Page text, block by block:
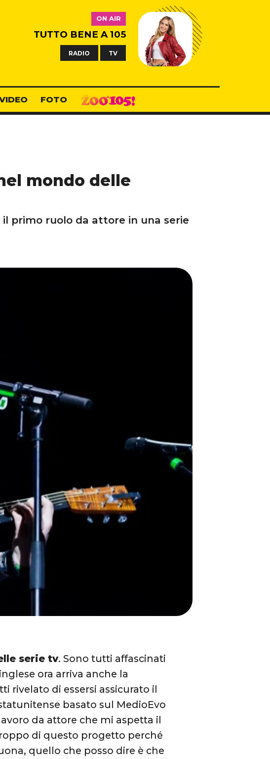
ON AIR
TUTTO BENE A 105
RADIO TV
FOTO
mondo delle
primo ruolo da attore in una serie
serie tv. Sono tutti affascinati
ora arriva anche la
rivelato di essersi assicurato il
basato sul MedioEvo
da attore che mi aspetta il
di questo progetto perché
quello che posso dire è che